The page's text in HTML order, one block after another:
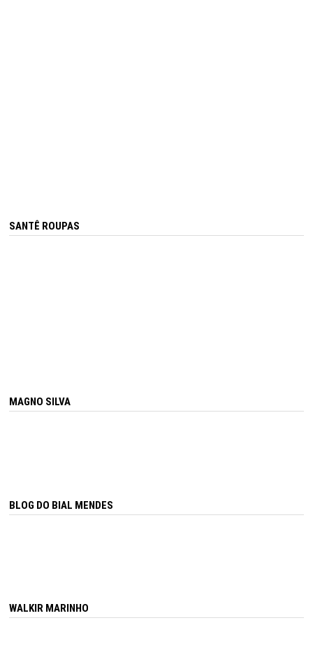
SANTÊ ROUPAS
MAGNO SILVA
BLOG DO BIAL MENDES
WALKIR MARINHO